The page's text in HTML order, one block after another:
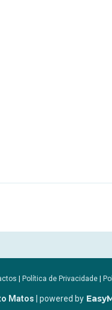
| Política de Privacidade |
Matos | powered by